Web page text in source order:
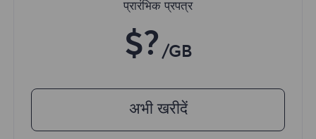
प्रारंभिक प्रपत्र
$? /GB
अभी खरीदें